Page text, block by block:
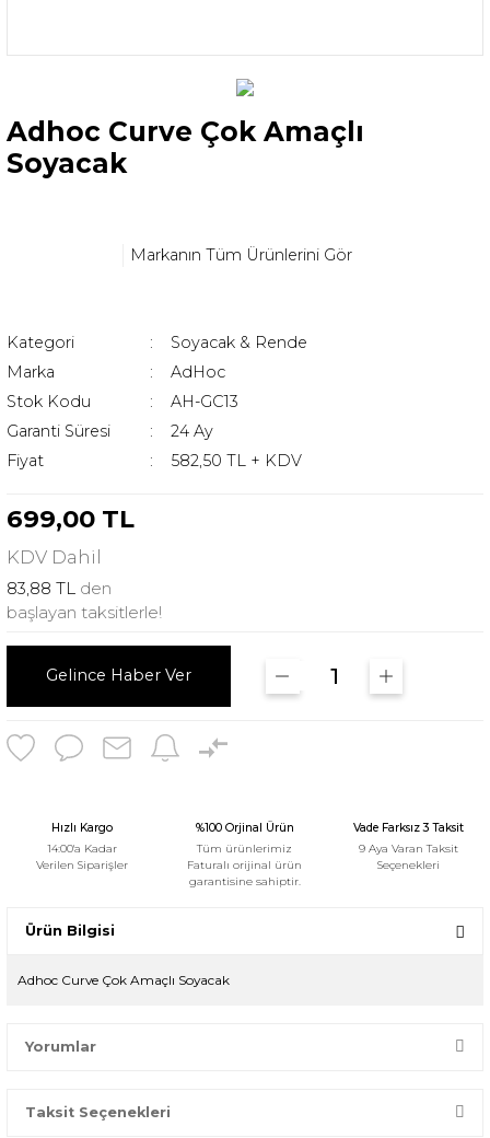
Adhoc Curve Çok Amaçlı
Soyacak
Markanın Tüm Ürünlerini Gör
Kategori
Soyacak & Rende
Marka
AdHoc
Stok Kodu
AH-GC13
Garanti Süresi
24 Ay
Fiyat
582,50 TL + KDV
699,00 TL
KDV Dahil
83,88 TL den
başlayan taksitlerle!
Gelince Haber Ver
Hızlı Kargo
14:00'a Kadar
Verilen Siparişler
%100 Orjinal Ürün
Tüm ürünlerimiz
Faturalı orijinal ürün
garantisine sahiptir.
Vade Farksız 3 Taksit
9 Aya Varan Taksit
Seçenekleri
Ürün Bilgisi
Adhoc Curve Çok Amaçlı Soyacak
Yorumlar
Bir dakikanızı ayırın, yorumunuzla başkalarının doğru seçim
Taksit Seçenekleri